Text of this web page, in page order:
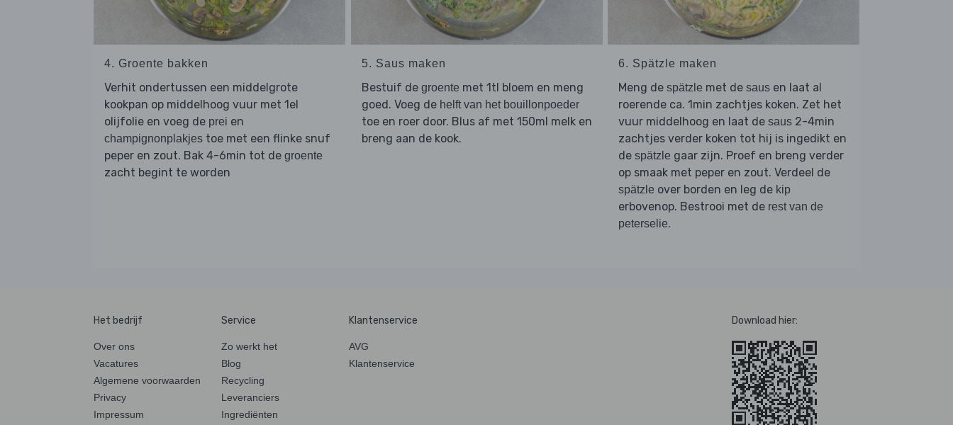
4. Groente bakken
Verhit ondertussen een middelgrote
kookpan op middelhoog vuur met 1el
olijfolie en voeg de prei en
champignonplakjes toe met een flinke snuf
peper en zout. Bak 4-6min tot de groente
zacht begint te worden
5. Saus maken
Bestuif de groente met 1tl bloem en meng
goed. Voeg de helft van het bouillonpoeder
toe en roer door. Blus af met 150ml melk en
breng aan de kook.
6. Spätzle maken
Meng de spätzle met de saus en laat al
roerende ca. 1min zachtjes koken. Zet het
vuur middelhoog en laat de saus 2-4min
zachtjes verder koken tot hij is ingedikt en
de spätzle gaar zijn. Proef en breng verder
op smaak met peper en zout. Verdeel de
spätzle over borden en leg de kip
erbovenop. Bestrooi met de rest van de
peterselie.
Het bedrijf
Over ons
Vacatures
Algemene voorwaarden
Privacy
Impressum
Service
Zo werkt het
Blog
Recycling
Leveranciers
Ingrediënten
Klantenservice
AVG
Klantenservice
Download hier: